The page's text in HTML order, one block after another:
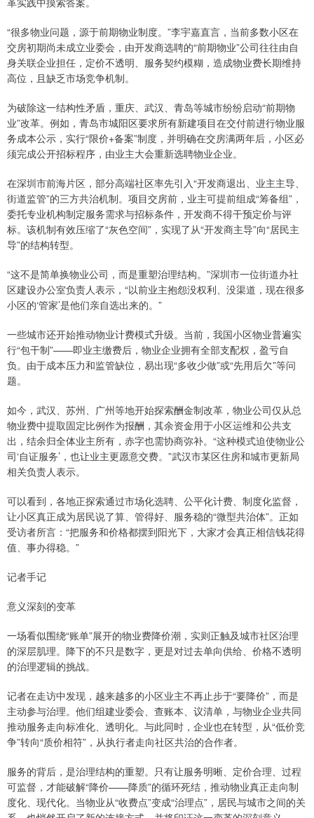
“很多物业问题，源于前期物业制度。”李宇嘉直言，当前多数小区在
交房初期尚未成立业委会，由开发商选聘的“前期物业”公司往往由自
身关联企业担任，定价不透明、服务契约模糊，造成物业费长期维持
高位，且缺乏市场竞争机制。
为破除这一结构性矛盾，重庆、武汉、青岛等城市纷纷启动“前期物
业”改革。例如，青岛市城阳区要求所有新建项目在交付前进行物业服
务成本公示，实行“限价+备案”制度，并明确在交房满两年后，小区必
须完成公开招标程序，由业主大会重新选聘物业企业。
在深圳市前海片区，部分高端社区率先引入“开发商退出、业主主导、
街道监管”的三方共治机制。项目交房前，业主可提前组成“筹备组”，
委托专业机构制定服务需求与招标条件，开发商不得干预定价与评
标。该机制有效压缩了“灰色空间”，实现了从“开发商主导”向“居民主
导”的结构转型。
“这不是简单换物业公司，而是重塑治理结构。”深圳市一位街道办社
区建设办公室负责人表示，“以前业主抱怨没权利、没渠道，现在很多
小区的‘管家’是他们亲自选出来的。”
一些城市还开始推动物业计费模式升级。当前，我国小区物业普遍实
行“包干制”——即业主缴费后，物业企业拥有全部支配权，盈亏自
负。由于成本压力和监管缺位，易出现“多收少做”或“先用后欠”等问
题。
如今，武汉、苏州、广州等地开始探索酬金制改革，物业公司仅从总
物业费中提取固定比例作为报酬，其余资金用于小区运维和公共支
出，结余归全体业主所有，赤字也需协商弥补。“这种模式迫使物业公
司‘自证服务’，也让业主更愿意交费。”武汉市某区住房和城市更新局
相关负责人表示。
可以看到，各地正探索通过市场化选聘、公平化计费、制度化监督，
让小区真正成为居民说了算、管得好、服务稳的“微型共治体”。正如
受访者所言：“把服务和价格都摆到阳光下，大家才会真正相信钱花得
值、事办得稳。”
记者手记
意义深刻的变革
一场看似围绕“账单”展开的物业费降价潮，实则正触及城市社区治理
的深层肌理。降下的不只是数字，更是对过去单向供给、价格不透明
的治理逻辑的挑战。
记者在走访中发现，越来越多的小区业主不再止步于“要降价”，而是
主动参与治理。他们组建业委会、查账本、议清单，与物业企业共同
推动服务走向标准化、透明化。与此同时，企业也在转型，从“低价竞
争”转向“质价相符”，从执行者走向社区共治的合作者。
服务的背后，是治理结构的重塑。只有让服务明晰、定价合理、过程
可监督，才能破解“降价——降质”的循环死结，推动物业真正走向制
度化、现代化。当物业从“收费点”变成“治理点”，居民与城市之间的关